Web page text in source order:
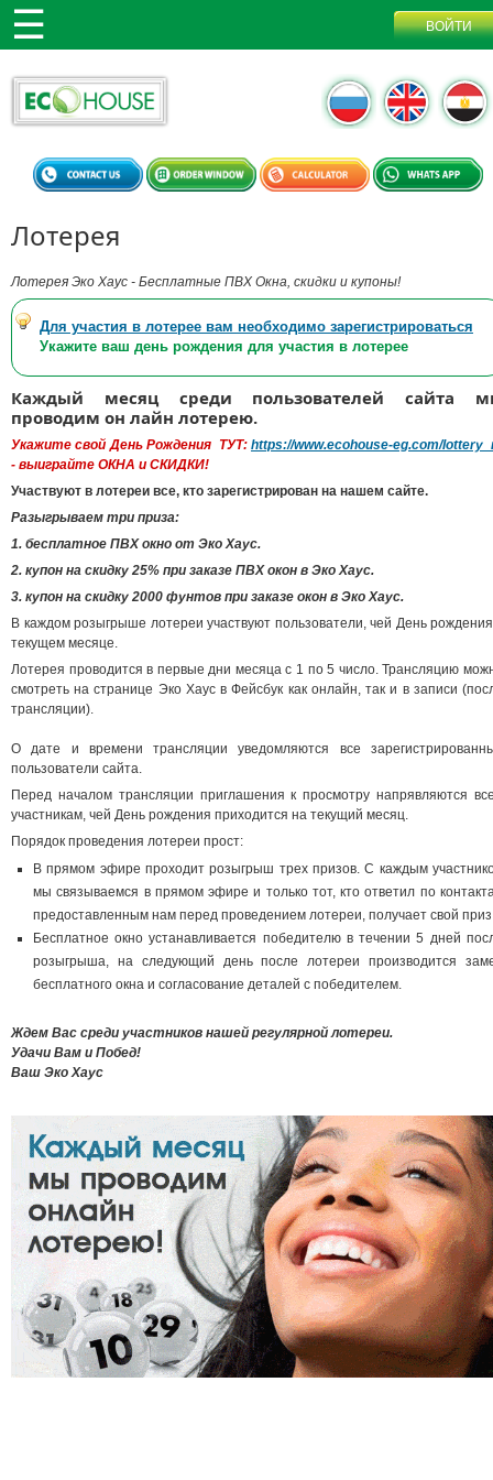
Лотерея
Лотерея Эко Хаус - Бесплатные ПВХ Окна, скидки и купоны!
Для участия в лотерее вам необходимо зарегистрироваться
Укажите ваш день рождения для участия в лотерее
Каждый месяц среди пользователей сайта
проводим он лайн лотерею.
Укажите свой День Рождения ТУТ: https://www.ecohouse-eg.com/
- выиграйте ОКНА и СКИДКИ!
Участвуют в лотереи все, кто зарегистрирован на нашем сайте.
Разыгрываем три приза:
1. бесплатное ПВХ окно от Эко Хаус.
2. купон на скидку 25% при заказе ПВХ окон в Эко Хаус.
3. купон на скидку 2000 фунтов при заказе окон в Эко Хаус.
В каждом розыгрыше лотереи участвуют пользователи, чей День
текущем месяце.
Лотерея проводится в первые дни месяца с 1 по 5 число. Трансляцию
смотреть на странице Эко Хаус в Фейсбук как онлайн, так и в записи
трансляции).
О дате и времени трансляции уведомляются все
пользователи сайта.
Перед началом трансляции приглашения к просмотру напрявляются
участникам, чей День рождения приходится на текущий месяц.
Порядок проведения лотереи прост:
В прямом эфире проходит розыгрыш трех призов. С каждым
мы связываемся в прямом эфире и только тот, кто ответил по
предоставленным нам перед проведением лотереи, получает свой
Бесплатное окно устанавливается победителю в течении 5 дней
розыгрыша, на следующий день после лотереи производится
бесплатного окна и согласование деталей с победителем.
Ждем Вас среди участников нашей регулярной лотереи.
Удачи Вам и Побед!
Ваш Эко Хаус